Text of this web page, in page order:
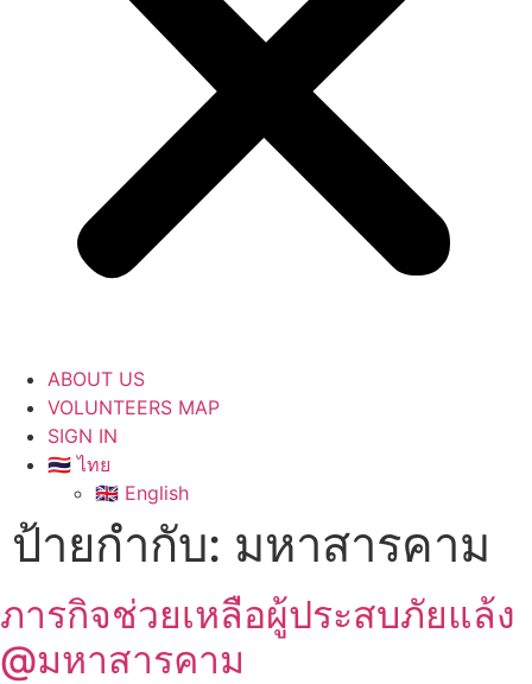
ABOUT US
VOLUNTEERS MAP
SIGN IN
🇹🇭 ไทย
🇬🇧 English
ป้ายกำกับ: มหาสารคาม
ภารกิจช่วยเหลือผู้ประสบภัยแล้ง
@มหาสารคาม